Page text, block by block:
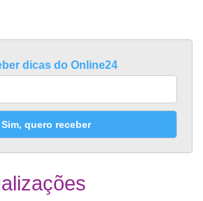
dicas do Online24
Sim, quero receber